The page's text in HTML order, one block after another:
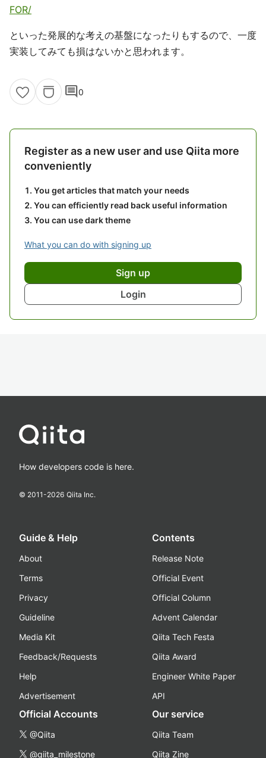
FOR/
といった発展的な考えの基盤になったりもするので、一度
実装してみても損はないかと思われます。
comment0
Register as a new user and use Qiita more
conveniently
You get articles that match your needs
You can efficiently read back useful information
You can use dark theme
What you can do with signing up
Sign up
Login
How developers code is here.
© 2011-2026 Qiita Inc.
Guide & Help
About
Terms
Privacy
Guideline
Media Kit
Feedback/Requests
Help
Advertisement
Contents
Release Note
Official Event
Official Column
Advent Calendar
Qiita Tech Festa
Qiita Award
Engineer White Paper
API
Official Accounts
@Qiita
@qiita_milestone
Our service
Qiita Team
Qiita Zine